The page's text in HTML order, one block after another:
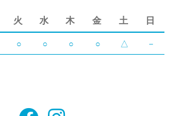
火 水 木 金 土 日
○ ○ ○ ○ △ －